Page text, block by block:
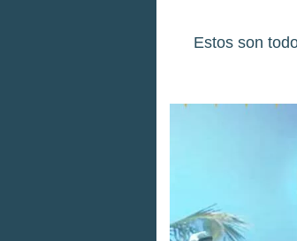
Estos son